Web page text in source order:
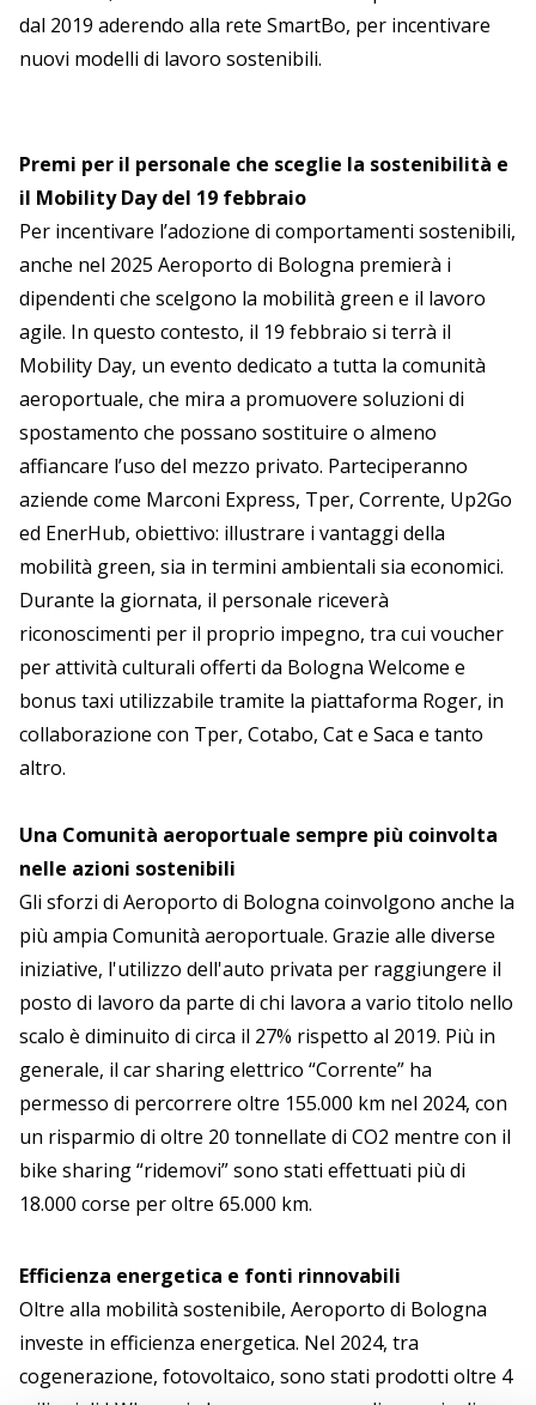
dal 2019 aderendo alla rete SmartBo, per incentivare
nuovi modelli di lavoro sostenibili.
Premi per il personale che sceglie la sostenibilità e
il Mobility Day del 19 febbraio
Per incentivare l’adozione di comportamenti sostenibili,
anche nel 2025 Aeroporto di Bologna premierà i
dipendenti che scelgono la mobilità green e il lavoro
agile. In questo contesto, il 19 febbraio si terrà il
Mobility Day, un evento dedicato a tutta la comunità
aeroportuale, che mira a promuovere soluzioni di
spostamento che possano sostituire o almeno
affiancare l’uso del mezzo privato. Parteciperanno
aziende come Marconi Express, Tper, Corrente, Up2Go
ed EnerHub, obiettivo: illustrare i vantaggi della
mobilità green, sia in termini ambientali sia economici.
Durante la giornata, il personale riceverà
riconoscimenti per il proprio impegno, tra cui voucher
per attività culturali offerti da Bologna Welcome e
bonus taxi utilizzabile tramite la piattaforma Roger, in
collaborazione con Tper, Cotabo, Cat e Saca e tanto
altro.
Una Comunità aeroportuale sempre più coinvolta
nelle azioni sostenibili
Gli sforzi di Aeroporto di Bologna coinvolgono anche la
più ampia Comunità aeroportuale. Grazie alle diverse
iniziative, l'utilizzo dell'auto privata per raggiungere il
posto di lavoro da parte di chi lavora a vario titolo nello
scalo è diminuito di circa il 27% rispetto al 2019. Più in
generale, il car sharing elettrico “Corrente” ha
permesso di percorrere oltre 155.000 km nel 2024, con
un risparmio di oltre 20 tonnellate di CO2 mentre con il
bike sharing “ridemovi” sono stati effettuati più di
18.000 corse per oltre 65.000 km.
Efficienza energetica e fonti rinnovabili
Oltre alla mobilità sostenibile, Aeroporto di Bologna
investe in efficienza energetica. Nel 2024, tra
cogenerazione, fotovoltaico, sono stati prodotti oltre 4